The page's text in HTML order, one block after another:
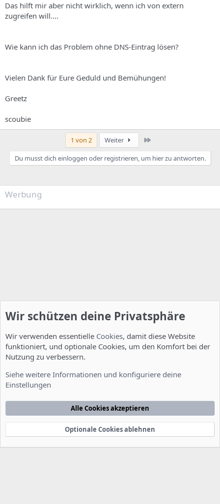
Das hilft mir aber nicht wirklich, wenn ich von extern
zugreifen will....
Wie kann ich das Problem ohne DNS-Eintrag lösen?
Vielen Dank für Eure Geduld und Bemühungen!
Greetz
scoubie
1 von 2 Weiter
Du musst dich einloggen oder registrieren, um hier zu antworten.
Werbung
Nutzungsbedingungen Datenschutzerklärung
Startseite
e
Community platform by XenForo® © 2010-2022 XenForo Ltd.
xenDach©2010-2014
Wir schützen deine Privatsphäre
Wir verwenden essentielle Cookies, damit diese Website
funktioniert, und optionale Cookies, um den Komfort bei der
Nutzung zu verbessern.
Siehe weitere Informationen und konfiguriere deine
Einstellungen
Alle Cookies akzeptieren
Optionale Cookies ablehnen